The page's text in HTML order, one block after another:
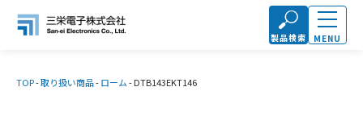
製品検索 MENU
TOP-取り扱い商品-ローム-DTB143EKT146